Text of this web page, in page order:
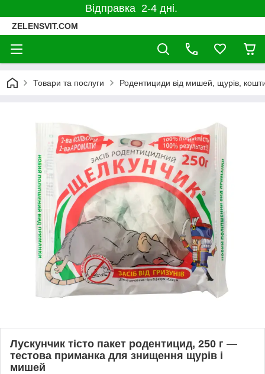
Відправка 2-4 дні.
ZELENSVIT.COM
Товари та послуги Родентициди від мишей, щурів, кошти
Лускунчик тісто пакет родентицид, 250 г —
тестова приманка для знищення щурів і
мишей